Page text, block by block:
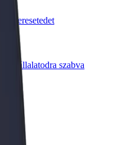
keresetedet
a vállalatodra szabva